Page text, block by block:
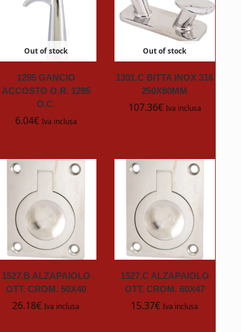
Out of stock
1295 GANCIO
ACCOSTO O.R. 1295
O.C.
6.04€ Iva inclusa
Out of stock
1301.C BITTA INOX 316
250X80MM
107.36€ Iva inclusa
1527.B ALZAPAIOLO
OTT. CROM. 50X40
26.18€ Iva inclusa
1527.C ALZAPAIOLO
OTT. CROM. 60X47
15.37€ Iva inclusa